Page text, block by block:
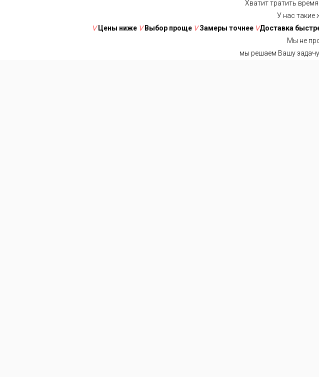
Хватит тратить
У нас такие
VЦены ниже V Выбор проще VЗамеры точнее VДоставка
Мы не
мы решаем Вашу